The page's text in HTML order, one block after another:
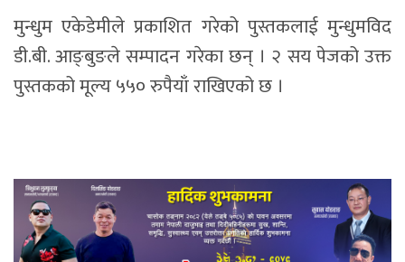
मुन्धुम एकेडेमीले प्रकाशित गरेको पुस्तकलाई मुन्धुमविद
डी.बी. आङ्बुङले सम्पादन गरेका छन् । २ सय पेजको उक्त
पुस्तकको मूल्य ५५० रुपैयाँ राखिएको छ ।